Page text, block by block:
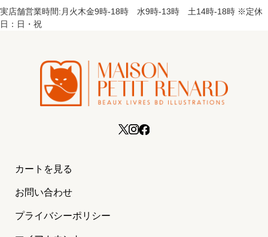
実店舗営業時間:月火木金9時-18時 水9時-13時 土14時-18時 ※定休
日：日・祝
カートを見る
お問い合わせ
プライバシーポリシー